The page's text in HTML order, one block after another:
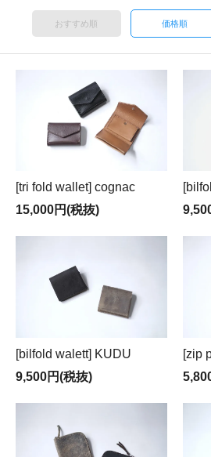
おすすめ順 価格順
[tri fold wallet] cognac
15,000円(税抜)
[bilfold walett] KUDU
9,500円(税抜)
[zip